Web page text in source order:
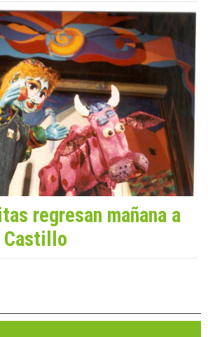
regresan mañana a
Castillo